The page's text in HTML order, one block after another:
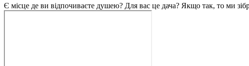
Є місце де ви відпочиваєте душею? Для вас це дача? Якщо так, то ми